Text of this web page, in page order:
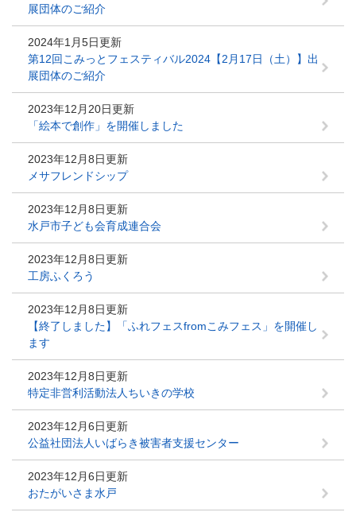
展団体のご紹介
2024年1月5日更新
第12回こみっとフェスティバル2024【2月17日（土）】出
展団体のご紹介
2023年12月20日更新
「絵本で創作」を開催しました
2023年12月8日更新
メサフレンドシップ
2023年12月8日更新
水戸市子ども会育成連合会
2023年12月8日更新
工房ふくろう
2023年12月8日更新
【終了しました】「ふれフェスfromこみフェス」を開催し
ます
2023年12月8日更新
特定非営利活動法人ちいきの学校
2023年12月6日更新
公益社団法人いばらき被害者支援センター
2023年12月6日更新
おたがいさま水戸